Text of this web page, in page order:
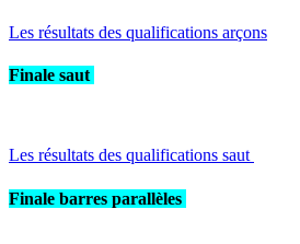
Les résultats des qualifications arçons
Finale saut
Les résultats des qualifications saut
Finale barres parallèles